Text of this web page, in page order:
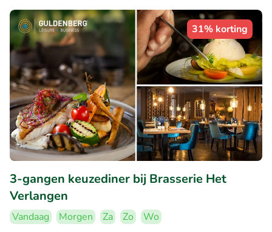
31% korting
3-gangen keuzediner bij Brasserie Het
Verlangen
Vandaag Morgen Za Zo
Wo